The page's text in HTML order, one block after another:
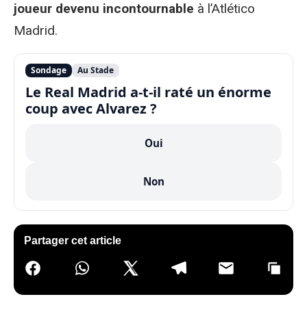
joueur devenu incontournable à l’Atlético
Madrid.
Sondage Au Stade
Le Real Madrid a-t-il raté un énorme
coup avec Alvarez ?
Oui
Non
Partager cet article